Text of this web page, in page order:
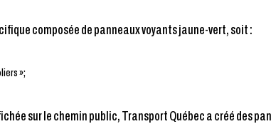
composée de panneaux voyants jaune-vert, soit :
»;
sur le chemin public, Transport Québec a créé des